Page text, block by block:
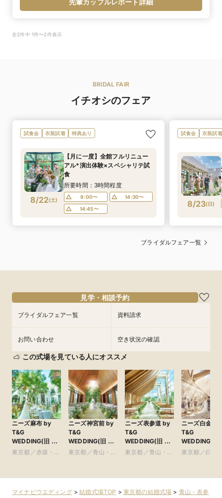
先輩カップルレポート詳細
全2件中 1件〜2件表示
BRIDAL FAIR
イチオシのフェア
試食会 衣装試着 特典あり
8/22(土)
【月に一度】全館フルリニュー
アル*演出体験×スペシャリテ試
食
所要時間：3時間程度
9:00〜
14:30〜
14:45〜
試食会 衣装試着
8/23(日)
ブライダルフェア一覧
見学・相談予約
ブライダルフェア一覧 資料請求
お問い合わせ 空き状況の確認
この式場を見ている人にオススメ
ニーズ麻布 by
T&G
WEDDING(旧 麻
布迎賓館)
東京都／赤坂・六
ニーズ神宮前 by
T&G
WEDDING(旧 ア
ルモニーソルーナ
東京都／青山・表
ニーズ表参道 by
T&G
WEDDING(旧 表
参道TERRACE)
東京都／青山・表
ニーズ白金 by
T&G
WEDDING(旧
アーフェリー
東京都／白金
マイナビウエディング>結婚式場TOP > 東京都の結婚式場 > 青山・表参